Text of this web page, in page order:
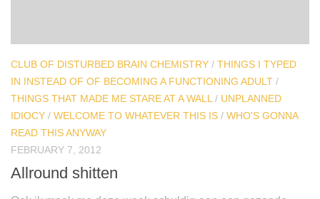
CLUB OF DISTURBED BRAIN CHEMISTRY / THINGS I TYPED
IN INSTEAD OF OF BECOMING A FUNCTIONING ADULT /
THINGS THAT MADE ME STARE AT A WALL / UNPLANNED
IDIOCY / WELCOME TO WHATEVER THIS IS / WHO'S GONNA
READ THIS ANYWAY
FEBRUARY 7, 2012
Allround shitten